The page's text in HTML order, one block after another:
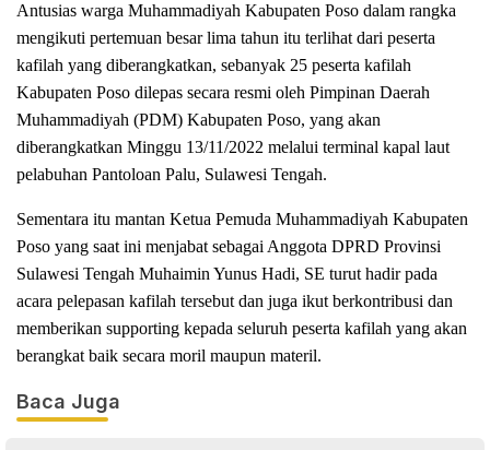
Antusias warga Muhammadiyah Kabupaten Poso dalam rangka
mengikuti pertemuan besar lima tahun itu terlihat dari peserta
kafilah yang diberangkatkan, sebanyak 25 peserta kafilah
Kabupaten Poso dilepas secara resmi oleh Pimpinan Daerah
Muhammadiyah (PDM) Kabupaten Poso, yang akan
diberangkatkan Minggu 13/11/2022 melalui terminal kapal laut
pelabuhan Pantoloan Palu, Sulawesi Tengah.
Sementara itu mantan Ketua Pemuda Muhammadiyah Kabupaten
Poso yang saat ini menjabat sebagai Anggota DPRD Provinsi
Sulawesi Tengah Muhaimin Yunus Hadi, SE turut hadir pada
acara pelepasan kafilah tersebut dan juga ikut berkontribusi dan
memberikan supporting kepada seluruh peserta kafilah yang akan
berangkat baik secara moril maupun materil.
Baca Juga